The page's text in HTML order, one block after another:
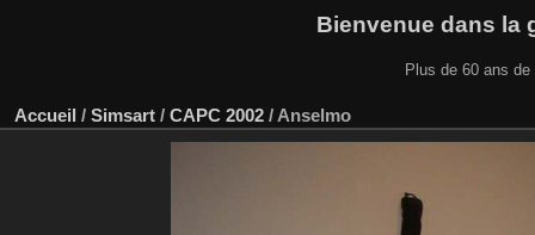
Bienvenue dans la
Plus de 60 ans
Accueil / Simsart / CAPC 2002 / Anselmo